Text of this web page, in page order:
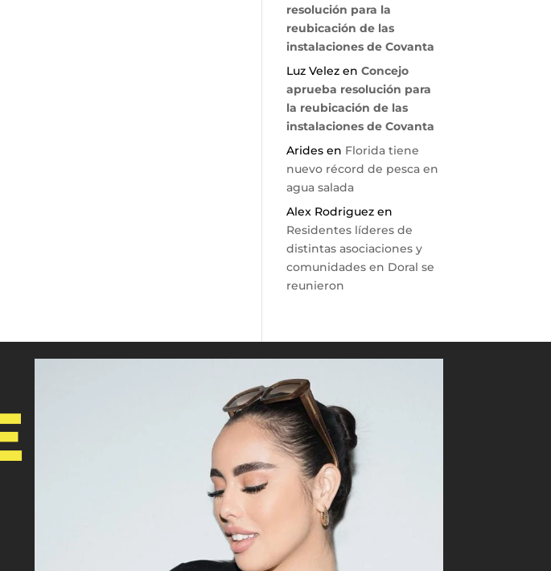
resolución para la
reubicación de las
instalaciones de Covanta
Luz Velez enConcejo
aprueba resolución para
la reubicación de las
instalaciones de Covanta
Arides en Florida tiene
nuevo récord de pesca en
agua salada
Alex Rodriguez en
Residentes líderes de
distintas asociaciones y
comunidades en Doral se
reunieron